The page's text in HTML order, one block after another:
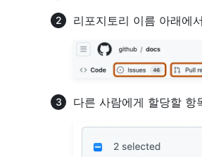
리포지토리 이름 아래에서
다른 사람에게 할당할 항